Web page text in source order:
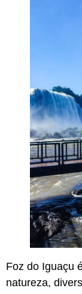
Foz do Iguaçu
natureza,